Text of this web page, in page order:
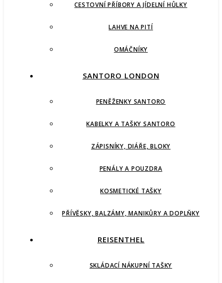
CESTOVNÍ PŘÍBORY A JÍDELNÍ HŮLKY
LAHVE NA PITÍ
OMÁČNÍKY
SANTORO LONDON
PENĚŽENKY SANTORO
KABELKY A TAŠKY SANTORO
ZÁPISNÍKY, DIÁŘE, BLOKY
PENÁLY A POUZDRA
KOSMETICKÉ TAŠKY
PŘÍVĚSKY, BALZÁMY, MANIKŮRY A DOPLŇKY
REISENTHEL
SKLÁDACÍ NÁKUPNÍ TAŠKY